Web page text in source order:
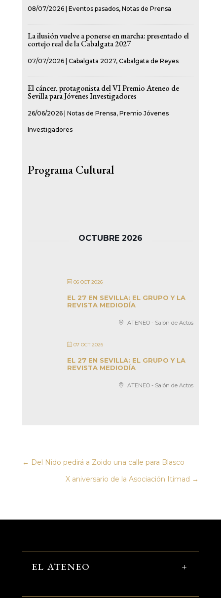
08/07/2026| Eventos pasados, Notas de Prensa
La ilusión vuelve a ponerse en marcha: presentado el
cortejo real de la Cabalgata 2027
07/07/2026| Cabalgata 2027, Cabalgata de Reyes
El cáncer, protagonista del VI Premio Ateneo de
Sevilla para Jóvenes Investigadores
26/06/2026| Notas de Prensa, Premio Jóvenes
Investigadores
Programa Cultural
OCTUBRE 2026
06 OCT 2026
EL 27 EN SEVILLA: EL GRUPO Y LA
REVISTA MEDIODÍA
ATENEO - Salón de Actos
07 OCT 2026
EL 27 EN SEVILLA: EL GRUPO Y LA
REVISTA MEDIODÍA
ATENEO - Salón de Actos
← Del Nido pedirá a Zoido una calle para Blasco
X aniversario de la Asociación Itimad →
EL ATENEO